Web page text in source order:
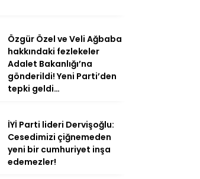
Özgür Özel ve Veli Ağbaba
hakkındaki fezlekeler
Adalet Bakanlığı’na
gönderildi! Yeni Parti’den
tepki geldi…
İYİ Parti lideri Dervişoğlu:
Cesedimizi çiğnemeden
yeni bir cumhuriyet inşa
edemezler!